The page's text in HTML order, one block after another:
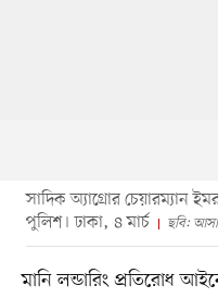
সাদিক অ্যাগ্রোর চেয়ারম্যান
পুলিশ। ঢাকা, ৪ মার্চ
ছবি:
মানি লন্ডারিং প্রতিরোধ